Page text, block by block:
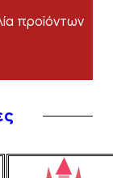
προϊόντων